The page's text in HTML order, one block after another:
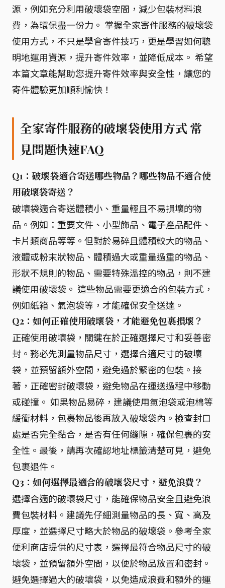
源，例如充分利用破壞袋空間，減少包裝材料浪
費，為環保盡一份力。 掌握全家寄件服務的破壞袋
使用方式，不只是學會寄件技巧，更是學習如何聰
明地運用資源，提升寄件效率，並降低成本。 希望
本篇文章能幫助您提升寄件效率與安全性，讓您的
寄件體驗更加順利愉快！
全家寄件服務的破壞袋使用方式 常
見問題快速FAQ
Q1：破壞袋適合寄送哪些物品？哪些物品不適合使
用破壞袋寄送？
破壞袋適合寄送體積小、重量輕且不易損壞的物
品。例如：重要文件、小型飾品、電子產品配件、
卡片類商品等等。但對於易碎且體積較大的物品、
液體或粉末狀物品、體積過大或重量過重的物品、
形狀不規則的物品、需要特殊溫控的物品，則不建
議使用破壞袋。 這些物品需要更適合的包裝方式，
例如紙箱、氣泡袋等，才能確保安全送達。
Q2：如何正確使用破壞袋，才能避免包裹損壞？
正確使用破壞袋，關鍵在於正確選擇尺寸和妥善密
封。務必先測量物品尺寸，選擇合適尺寸的破壞
袋，並預留額外空間，避免過於緊密的包裝。接
著，正確密封破壞袋，避免物品在運送過程中移動
或碰撞。 如果物品易碎，建議使用氣泡袋或泡棉等
緩衝材料，包裹物品後再放入破壞袋內。檢查封口
處是否完全黏合，是否有任何縫隙，確保包裹的安
全性。最後，請再次確認地址標籤清楚可見，避免
包裹退件。
Q3：如何選擇最適合的破壞袋尺寸，避免浪費？
選擇合適的破壞袋尺寸，能確保物品安全且避免浪
費包裝材料。建議先仔細測量物品的長、寬、高及
厚度，並選擇尺寸略大於物品的破壞袋。參考全家
便利商店提供的尺寸表，選擇最符合物品尺寸的破
壞袋，並預留額外空間，以便於物品放置和密封。
避免選擇過大的破壞袋，以免造成浪費和額外的運